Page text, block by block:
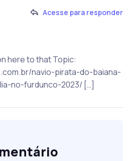
Acesse para responder
here to that Topic:
navio-pirata-do-baiana-
no-furdunco-2023/ […]